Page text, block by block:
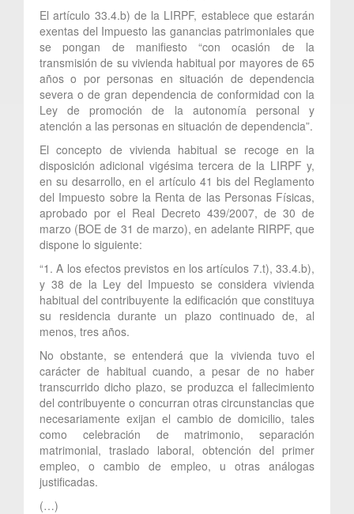
El artículo 33.4.b) de la LIRPF, establece que estarán
exentas del Impuesto las ganancias patrimoniales que
se pongan de manifiesto “con ocasión de la
transmisión de su vivienda habitual por mayores de 65
años o por personas en situación de dependencia
severa o de gran dependencia de conformidad con la
Ley de promoción de la autonomía personal y
atención a las personas en situación de dependencia”.
El concepto de vivienda habitual se recoge en la
disposición adicional vigésima tercera de la LIRPF y,
en su desarrollo, en el artículo 41 bis del Reglamento
del Impuesto sobre la Renta de las Personas Físicas,
aprobado por el Real Decreto 439/2007, de 30 de
marzo (BOE de 31 de marzo), en adelante RIRPF, que
dispone lo siguiente:
“1. A los efectos previstos en los artículos 7.t), 33.4.b),
y 38 de la Ley del Impuesto se considera vivienda
habitual del contribuyente la edificación que constituya
su residencia durante un plazo continuado de, al
menos, tres años.
No obstante, se entenderá que la vivienda tuvo el
carácter de habitual cuando, a pesar de no haber
transcurrido dicho plazo, se produzca el fallecimiento
del contribuyente o concurran otras circunstancias que
necesariamente exijan el cambio de domicilio, tales
como celebración de matrimonio, separación
matrimonial, traslado laboral, obtención del primer
empleo, o cambio de empleo, u otras análogas
justificadas.
(…)